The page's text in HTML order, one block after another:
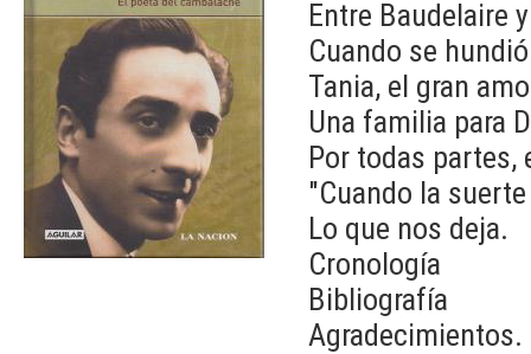
Entre Baudelaire
Cuando se
Tania, el gran
Una familia para
Por todas partes,
"Cuando la
Lo que nos deja.
Cronología
Bibliografía
Agradecimientos.